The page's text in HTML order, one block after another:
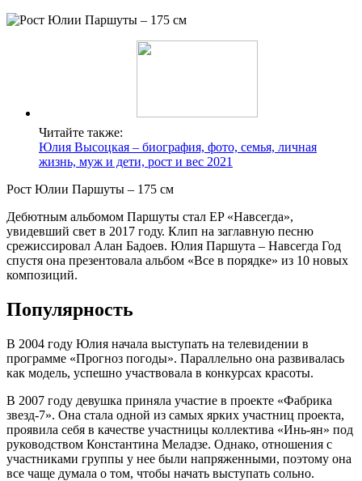
Читайте также:
Юлия Высоцкая – биография, фото, семья, личная
жизнь, муж и дети, рост и вес 2021
Рост Юлии Паршуты – 175 см
Дебютным альбомом Паршуты стал EP «Навсегда»,
увидевший свет в 2017 году. Клип на заглавную песню
срежиссировал Алан Бадоев. Юлия Паршута – Навсегда Год
спустя она презентовала альбом «Все в порядке» из 10 новых
композиций.
Популярность
В 2004 году Юлия начала выступать на телевидении в
программе «Прогноз погоды». Параллельно она развивалась
как модель, успешно участвовала в конкурсах красоты.
В 2007 году девушка приняла участие в проекте «Фабрика
звезд-7». Она стала одной из самых ярких участниц проекта,
проявила себя в качестве участницы коллектива «Инь-ян» под
руководством Константина Меладзе. Однако, отношения с
участниками группы у нее были напряженными, поэтому она
все чаще думала о том, чтобы начать выступать сольно.